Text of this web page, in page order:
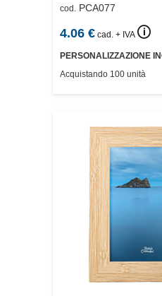
cod. PCA077
4.06 € cad. + IVA 🛈
PERSONALIZZAZIONE
Acquistando 100 unità